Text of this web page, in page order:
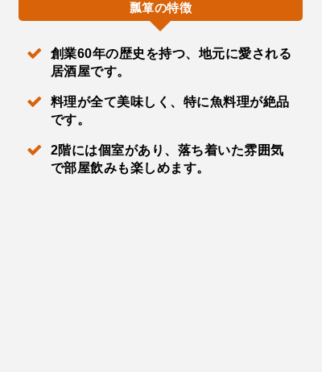
瓢箪の特徴
創業60年の歴史を持つ、地元に愛される
居酒屋です。
料理が全て美味しく、特に魚料理が絶品
です。
2階には個室があり、落ち着いた雰囲気
で部屋飲みも楽しめます。